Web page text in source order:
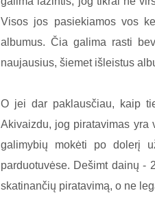
Visos jos pasiekiamos vos
albumus. Čia galima rasti
naujausius, šiemet išleistus
O jei dar paklausčiau, kaip
Akivaizdu, jog piratavimas yra
galimybių mokėti po dolerį
parduotuvėse. Dešimt dainų -
skatinančių piratavimą, o ne